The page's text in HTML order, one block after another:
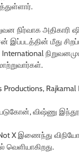
நிர்வாக அதிகாரி
மீது
Productions,
படுகோன், விஷ்ணு
X இணைந்து
வெளியாகிறது.